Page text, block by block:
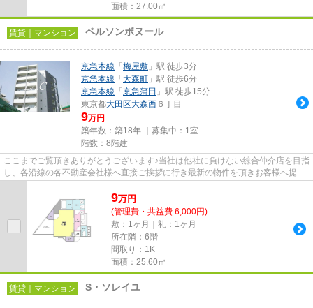
面積：27.00㎡
賃貸｜マンション ペルソンボヌール
京急本線 「 梅屋敷 」駅 徒歩3分
京急本線 「 大森町 」駅 徒歩6分
京急本線 「 京急蒲田 」駅 徒歩15分
東京都大田区大森西 ６丁目
9万円
築年数：築18年 ｜募集中： 1室
階数：8階建
ここまでご覧頂きありがとうございます♪当社は他社に負けない総合仲介店を目指
し、各沿線の各不動産会社様へ直接ご挨拶に行き最新の物件を頂きお客様へ提供
9万円
(管理費・共益費 6,000円)
敷：1ヶ月｜礼：1ヶ月
所在階：6階
間取り：1K
面積：25.60㎡
賃貸｜マンション S・ソレイユ